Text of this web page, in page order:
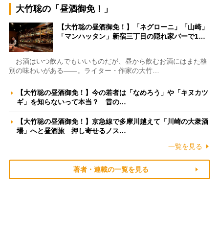
大竹聡の「昼酒御免！」
【大竹聡の昼酒御免！】「ネグローニ」「山崎」
「マンハッタン」新宿三丁目の隠れ家バーで1…
お酒はいつ飲んでもいいものだが、昼から飲むお酒にはまた格
別の味わいがある――。ライター・作家の大竹…
【大竹聡の昼酒御免！】今の若者は「なめろう」や「キヌカツ
ギ」を知らないって本当？ 昔の…
【大竹聡の昼酒御免！】京急線で多摩川越えて「川崎の大衆酒
場」へと昼酒旅 押し寄せるノス…
一覧を見る
著者・連載の一覧を見る